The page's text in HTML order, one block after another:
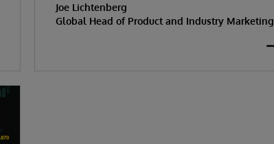
Joe Lichtenberg
Global Head of Product and Industry Marketing